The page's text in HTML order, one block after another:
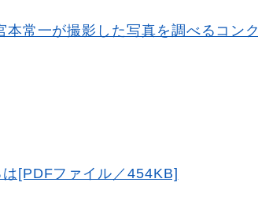
常一が撮影した写真を調べるコンク
[PDFファイル／454KB]